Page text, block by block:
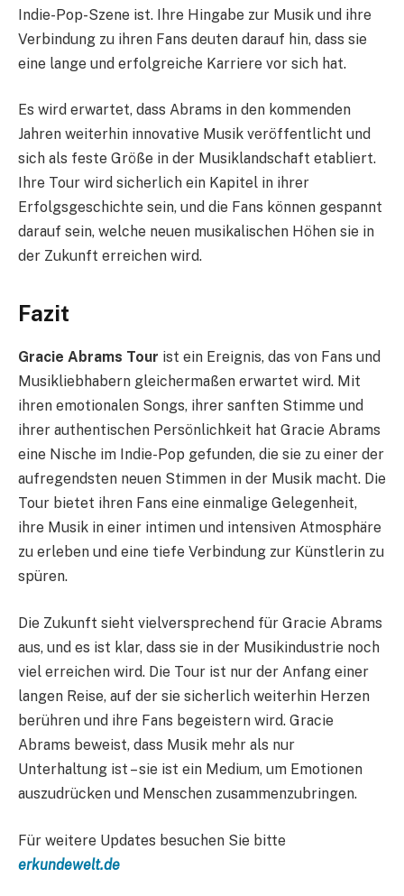
Indie-Pop-Szene ist. Ihre Hingabe zur Musik und ihre
Verbindung zu ihren Fans deuten darauf hin, dass sie
eine lange und erfolgreiche Karriere vor sich hat.
Es wird erwartet, dass Abrams in den kommenden
Jahren weiterhin innovative Musik veröffentlicht und
sich als feste Größe in der Musiklandschaft etabliert.
Ihre Tour wird sicherlich ein Kapitel in ihrer
Erfolgsgeschichte sein, und die Fans können gespannt
darauf sein, welche neuen musikalischen Höhen sie in
der Zukunft erreichen wird.
Fazit
Gracie Abrams Tour ist ein Ereignis, das von Fans und
Musikliebhabern gleichermaßen erwartet wird. Mit
ihren emotionalen Songs, ihrer sanften Stimme und
ihrer authentischen Persönlichkeit hat Gracie Abrams
eine Nische im Indie-Pop gefunden, die sie zu einer der
aufregendsten neuen Stimmen in der Musik macht. Die
Tour bietet ihren Fans eine einmalige Gelegenheit,
ihre Musik in einer intimen und intensiven Atmosphäre
zu erleben und eine tiefe Verbindung zur Künstlerin zu
spüren.
Die Zukunft sieht vielversprechend für Gracie Abrams
aus, und es ist klar, dass sie in der Musikindustrie noch
viel erreichen wird. Die Tour ist nur der Anfang einer
langen Reise, auf der sie sicherlich weiterhin Herzen
berühren und ihre Fans begeistern wird. Gracie
Abrams beweist, dass Musik mehr als nur
Unterhaltung ist – sie ist ein Medium, um Emotionen
auszudrücken und Menschen zusammenzubringen.
Für weitere Updates besuchen Sie bitte
erkundewelt.de